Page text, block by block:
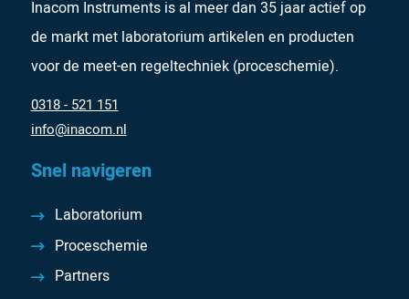
Inacom Instruments is al meer dan 35 jaar actief op
de markt met laboratorium artikelen en producten
voor de meet-en regeltechniek (proceschemie).
0318 - 521 151
info@inacom.nl
Snel navigeren
Laboratorium
Proceschemie
Partners